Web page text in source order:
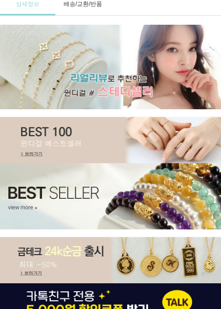
상세정보 배송/교환/반품